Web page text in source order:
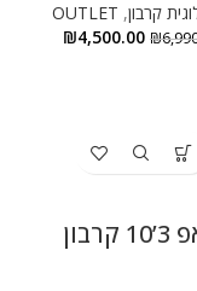
קרבון,
OUTLET
₪
₪4,500.00